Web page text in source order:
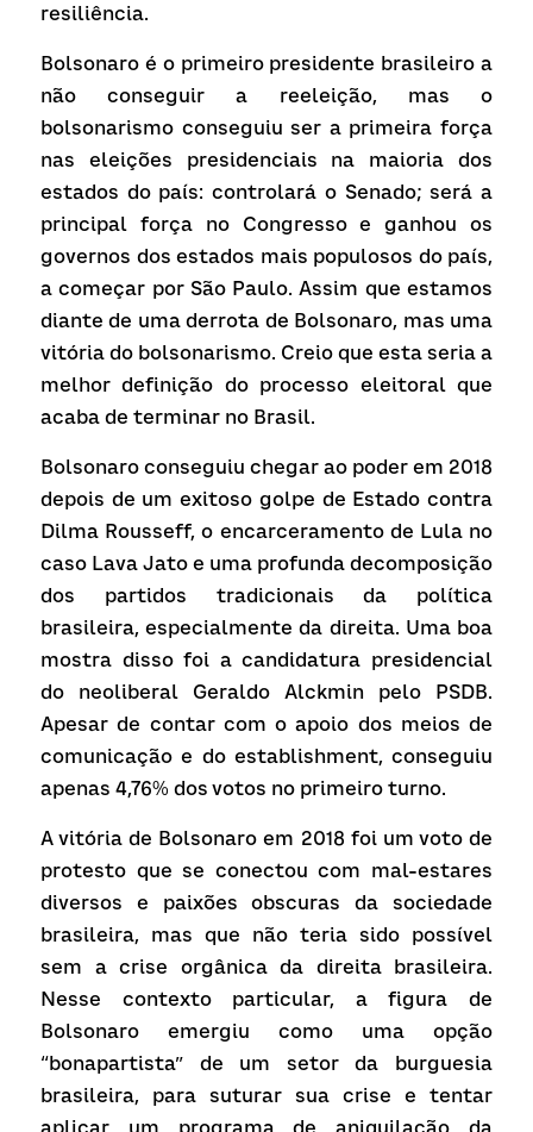
resiliência.
Bolsonaro é o primeiro presidente brasileiro a
não conseguir a reeleição, mas o
bolsonarismo conseguiu ser a primeira força
nas eleições presidenciais na maioria dos
estados do país: controlará o Senado; será a
principal força no Congresso e ganhou os
governos dos estados mais populosos do país,
a começar por São Paulo. Assim que estamos
diante de uma derrota de Bolsonaro, mas uma
vitória do bolsonarismo. Creio que esta seria a
melhor definição do processo eleitoral que
acaba de terminar no Brasil.
Bolsonaro conseguiu chegar ao poder em 2018
depois de um exitoso golpe de Estado contra
Dilma Rousseff, o encarceramento de Lula no
caso Lava Jato e uma profunda decomposição
dos partidos tradicionais da política
brasileira, especialmente da direita. Uma boa
mostra disso foi a candidatura presidencial
do neoliberal Geraldo Alckmin pelo PSDB.
Apesar de contar com o apoio dos meios de
comunicação e do establishment, conseguiu
apenas 4,76% dos votos no primeiro turno.
A vitória de Bolsonaro em 2018 foi um voto de
protesto que se conectou com mal-estares
diversos e paixões obscuras da sociedade
brasileira, mas que não teria sido possível
sem a crise orgânica da direita brasileira.
Nesse contexto particular, a figura de
Bolsonaro emergiu como uma opção
“bonapartista” de um setor da burguesia
brasileira, para suturar sua crise e tentar
aplicar um programa de aniquilação da